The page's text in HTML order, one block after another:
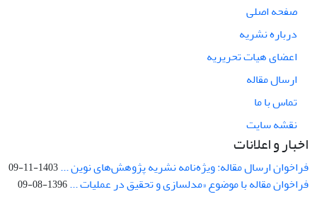
صفحه اصلی
درباره نشریه
اعضای هیات تحریریه
ارسال مقاله
تماس با ما
نقشه سایت
اخبار و اعلانات
فراخوان ارسال مقاله: ویژه‌نامه نشریه پژوهش‌های نوین ...1403-11-09
فراخوان مقاله با موضوع «مدلسازی و تحقیق در عملیات ...1396-08-09